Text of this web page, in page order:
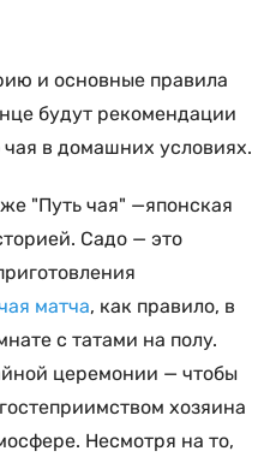
и основные правила
будут рекомендации
в домашних условиях.
"Путь чая" —японская
Садо — это
матча, как правило, в
с татами на полу.
церемонии — чтобы
хозяина
Несмотря на то,